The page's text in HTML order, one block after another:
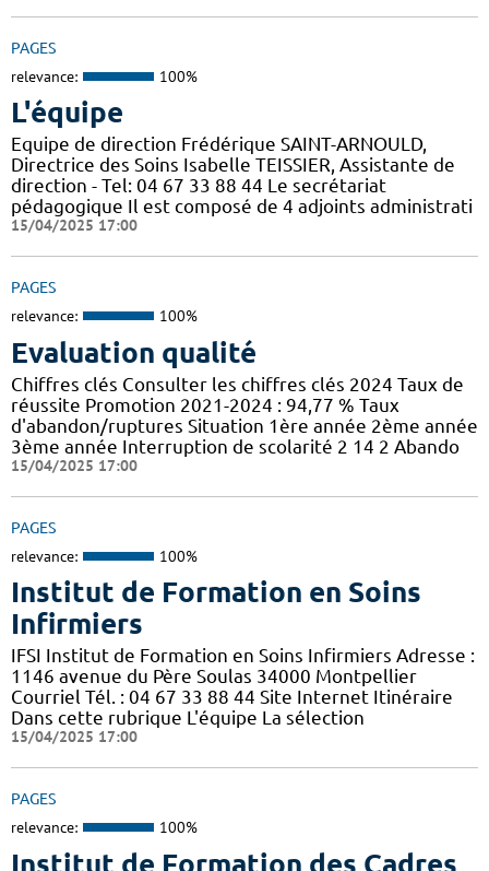
PAGES
relevance: 100%
L'équipe
Equipe de direction Frédérique SAINT-ARNOULD,
Directrice des Soins Isabelle TEISSIER, Assistante de
direction - Tel: 04 67 33 88 44 Le secrétariat
pédagogique Il est composé de 4 adjoints administrati
15/04/2025 17:00
PAGES
relevance: 100%
Evaluation qualité
Chiffres clés Consulter les chiffres clés 2024 Taux de
réussite Promotion 2021-2024 : 94,77 % Taux
d'abandon/ruptures Situation 1ère année 2ème année
3ème année Interruption de scolarité 2 14 2 Abando
15/04/2025 17:00
PAGES
relevance: 100%
Institut de Formation en Soins
Infirmiers
IFSI Institut de Formation en Soins Infirmiers Adresse :
1146 avenue du Père Soulas 34000 Montpellier
Courriel Tél. : 04 67 33 88 44 Site Internet Itinéraire
Dans cette rubrique L'équipe La sélection
15/04/2025 17:00
PAGES
relevance: 100%
Institut de Formation des Cadres